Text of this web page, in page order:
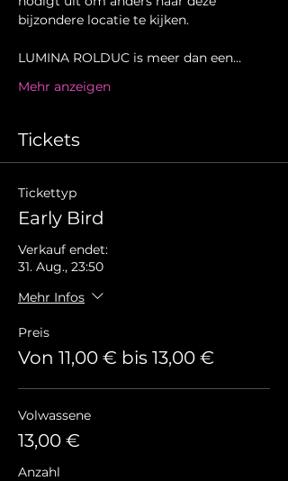
bijzondere locatie te kijken.
LUMINA ROLDUC is meer dan een…
Mehr anzeigen
Tickets
Tickettyp
Early Bird
Verkauf endet:
31. Aug., 23:50
Mehr Infos
Preis
Von 11,00 € bis 13,00 €
Volwassene
13,00 €
Anzahl